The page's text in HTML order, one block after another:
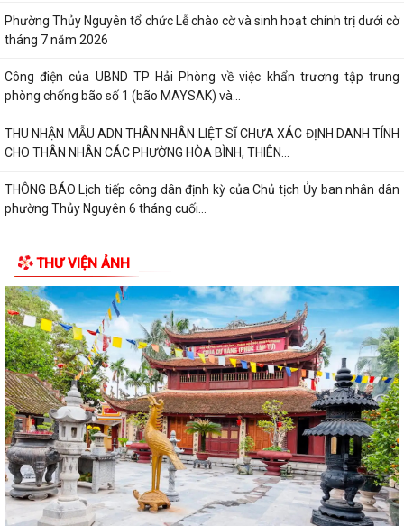
Phường Thủy Nguyên tổ chức Lễ chào cờ và sinh hoạt chính trị dưới cờ
tháng 7 năm 2026
Công điện của UBND TP Hải Phòng về việc khẩn trương tập trung
phòng chống bão số 1 (bão MAYSAK) và...
THU NHẬN MẪU ADN THÂN NHÂN LIỆT SĨ CHƯA XÁC ĐỊNH DANH TÍNH
CHO THÂN NHÂN CÁC PHƯỜNG HÒA BÌNH, THIÊN...
THÔNG BÁO Lịch tiếp công dân định kỳ của Chủ tịch Ủy ban nhân dân
phường Thủy Nguyên 6 tháng cuối...
THÂN NHÂN LIỆT SĨ CHƯA XÁC ĐỊNH DANH TÍNH
PHƯỜNG THỦY NGUYÊN TRIỂN KHAI VẬN ĐỘNG ỦNG HỘ QUỸ "ĐỀN ƠN
ĐÁP NGHĨA" NĂM 2026
THÔNG TIN VỀ VIỆC SẮP XẾP, TỔ CHỨC LẠI CÁC TỔ DÂN PHỐ TRÊN
ĐỊA BÀN PHƯỜNG THỦY NGUYÊN
Nghị quyết thành lập phòng chuyên môn
Trung tâm chính trị phường Thủy Nguyên tiếp tục tổ chức lớp bồi
dưỡng lý luận chính trị và nghiệp...
Thông báo của UBND phường Thủy Nguyên Tóm tắt thành tích cá
THƯ VIỆN ẢNH